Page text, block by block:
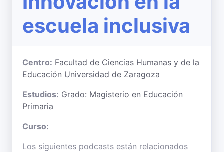
escuela inclusiva
Centro: Facultad de Ciencias Humanas y de la
Educación Universidad de Zaragoza
Estudios: Grado: Magisterio en Educación
Primaria
Curso:
Los siguientes podcasts están relacionados